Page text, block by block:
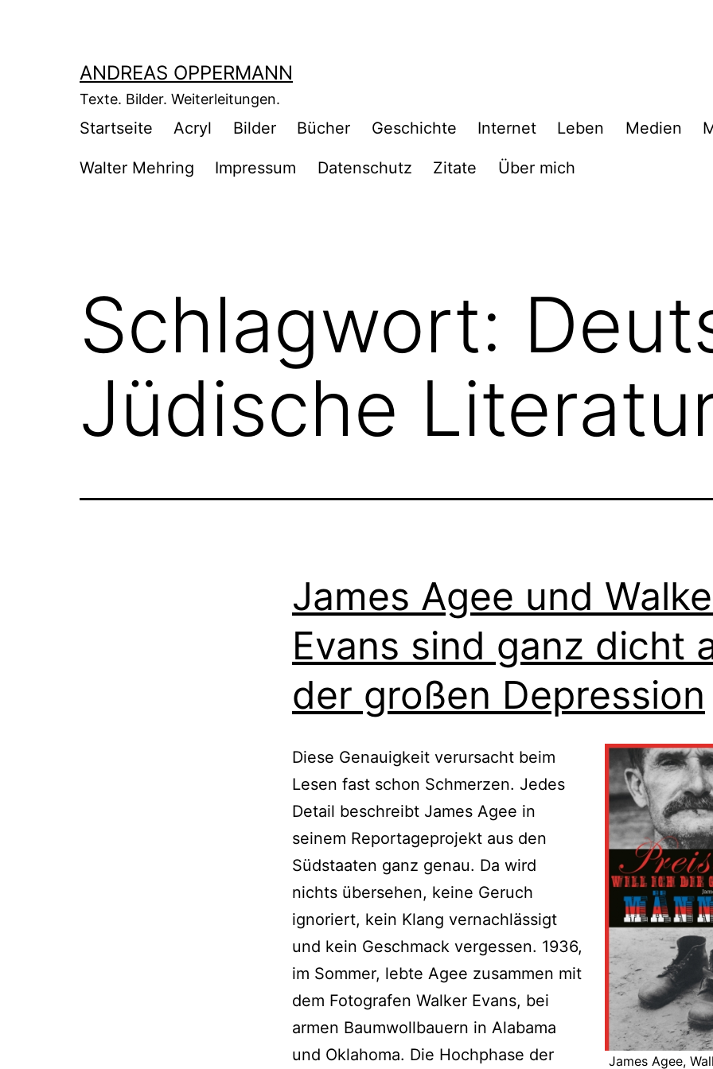
ANDREAS OPPERMANN
Texte. Bilder. Weiterleitungen.
Startseite Acryl Bilder Bücher Geschichte Internet Leben Medien
Walter Mehring Impressum Datenschutz Zitate Über mich
Schlagwort:
Jüdische
James Agee und
Evans sind ganz dicht
der großen Depression
James Agee,
Diese Genauigkeit verursacht beim
Lesen fast schon Schmerzen. Jedes
Detail beschreibt James Agee in
seinem Reportageprojekt aus den
Südstaaten ganz genau. Da wird
nichts übersehen, keine Geruch
ignoriert, kein Klang vernachlässigt
und kein Geschmack vergessen. 1936,
im Sommer, lebte Agee zusammen mit
dem Fotografen Walker Evans, bei
armen Baumwollbauern in Alabama
und Oklahoma. Die Hochphase der